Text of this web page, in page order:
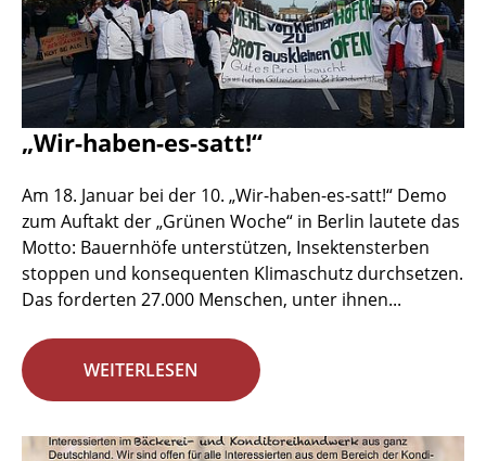
„Wir-haben-es-satt!“
Am 18. Januar bei der 10. „Wir-haben-es-satt!“ Demo
zum Auftakt der „Grünen Woche“ in Berlin lautete das
Motto: Bauernhöfe unterstützen, Insektensterben
stoppen und konsequenten Klimaschutz durchsetzen.
Das forderten 27.000 Menschen, unter ihnen...
WEITERLESEN